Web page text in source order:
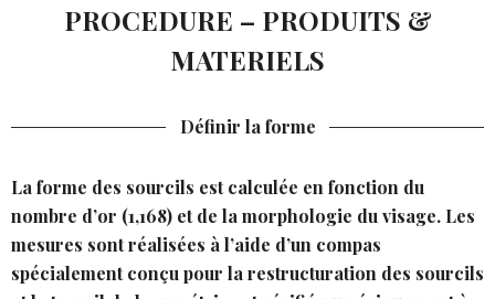
PROCEDURE – PRODUITS &
MATERIELS
Définir la forme
La forme des sourcils est calculée en fonction du
nombre d’or (1,168) et de la morphologie du visage. Les
mesures sont réalisées à l’aide d’un compas
spécialement conçu pour la restructuration des sourcils